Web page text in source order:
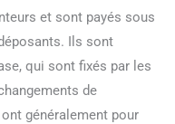
et sont payés sous
Ils sont
qui sont fixés par les
de
généralement pour